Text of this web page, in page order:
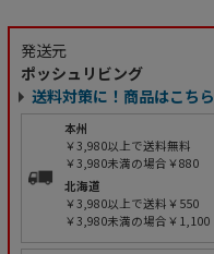
発送元
ポッシュリビング
送料対策に！商品はこちら
本州
￥3,980以上で送料無料
￥3,980未満の場合￥880
北海道
￥3,980以上で送料￥550
￥3,980未満の場合￥1,100